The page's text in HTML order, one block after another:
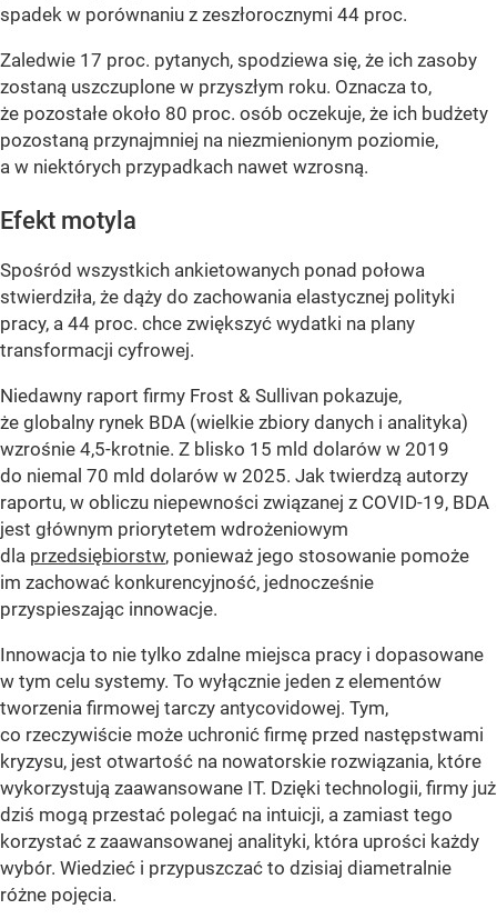
spadek w porównaniu z zeszłorocznymi 44 proc.
Zaledwie 17 proc. pytanych, spodziewa się, że ich zasoby
zostaną uszczuplone w przyszłym roku. Oznacza to,
że pozostałe około 80 proc. osób oczekuje, że ich budżety
pozostaną przynajmniej na niezmienionym poziomie,
a w niektórych przypadkach nawet wzrosną.
Efekt motyla
Spośród wszystkich ankietowanych ponad połowa
stwierdziła, że dąży do zachowania elastycznej polityki
pracy, a 44 proc. chce zwiększyć wydatki na plany
transformacji cyfrowej.
Niedawny raport firmy Frost & Sullivan pokazuje,
że globalny rynek BDA (wielkie zbiory danych i analityka)
wzrośnie 4,5-krotnie. Z blisko 15 mld dolarów w 2019
do niemal 70 mld dolarów w 2025. Jak twierdzą autorzy
raportu, w obliczu niepewności związanej z COVID-19, BDA
jest głównym priorytetem wdrożeniowym
dla przedsiębiorstw, ponieważ jego stosowanie pomoże
im zachować konkurencyjność, jednocześnie
przyspieszając innowacje.
Innowacja to nie tylko zdalne miejsca pracy i dopasowane
w tym celu systemy. To wyłącznie jeden z elementów
tworzenia firmowej tarczy antycovidowej. Tym,
co rzeczywiście może uchronić firmę przed następstwami
kryzysu, jest otwartość na nowatorskie rozwiązania, które
wykorzystują zaawansowane IT. Dzięki technologii, firmy już
dziś mogą przestać polegać na intuicji, a zamiast tego
korzystać z zaawansowanej analityki, która uprości każdy
wybór. Wiedzieć i przypuszczać to dzisiaj diametralnie
różne pojęcia.